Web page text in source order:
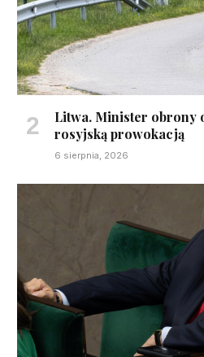
Litwa. Minister obrony
rosyjską prowokacją
6 sierpnia, 2026